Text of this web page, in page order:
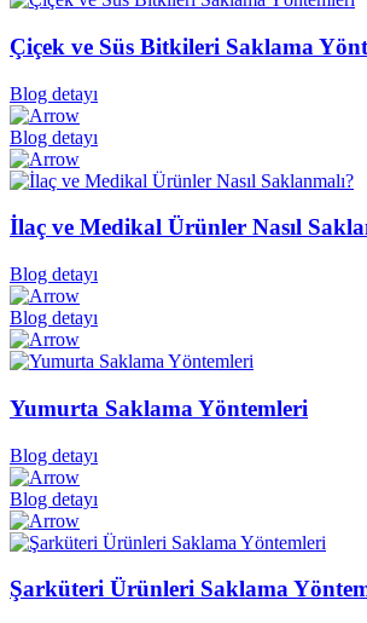
Çiçek ve Süs Bitkileri Saklama
Blog detayı
Blog detayı
İlaç ve Medikal Ürünler Nasıl
Blog detayı
Blog detayı
Yumurta Saklama Yöntemleri
Blog detayı
Blog detayı
Şarküteri Ürünleri Saklama